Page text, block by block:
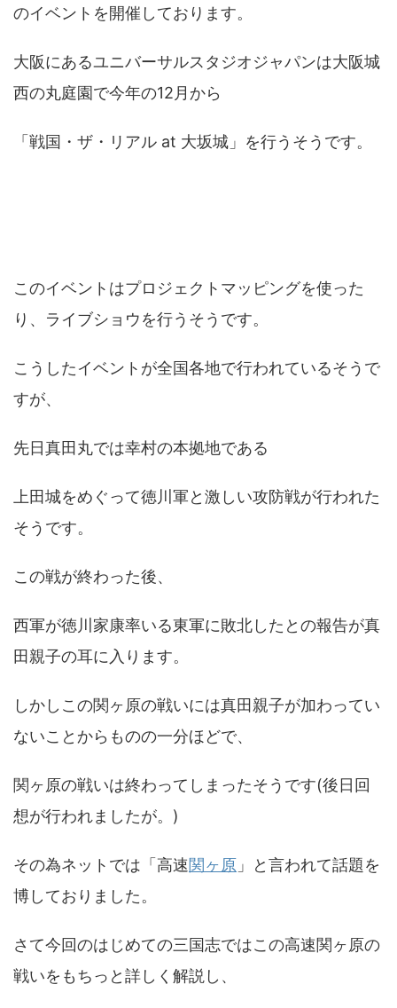
のイベントを開催しております。
大阪にあるユニバーサルスタジオジャパンは大阪城
西の丸庭園で今年の12月から
「戦国・ザ・リアル at 大坂城」を行うそうです。
このイベントはプロジェクトマッピングを使った
り、ライブショウを行うそうです。
こうしたイベントが全国各地で行われているそうで
すが、
先日真田丸では幸村の本拠地である
上田城をめぐって徳川軍と激しい攻防戦が行われた
そうです。
この戦が終わった後、
西軍が徳川家康率いる東軍に敗北したとの報告が真
田親子の耳に入ります。
しかしこの関ヶ原の戦いには真田親子が加わってい
ないことからものの一分ほどで、
関ヶ原の戦いは終わってしまったそうです(後日回
想が行われましたが。)
その為ネットでは「高速関ヶ原 」と言われて話題を
博しておりました。
さて今回のはじめての三国志ではこの高速関ヶ原の
戦いをもちっと詳しく解説し、